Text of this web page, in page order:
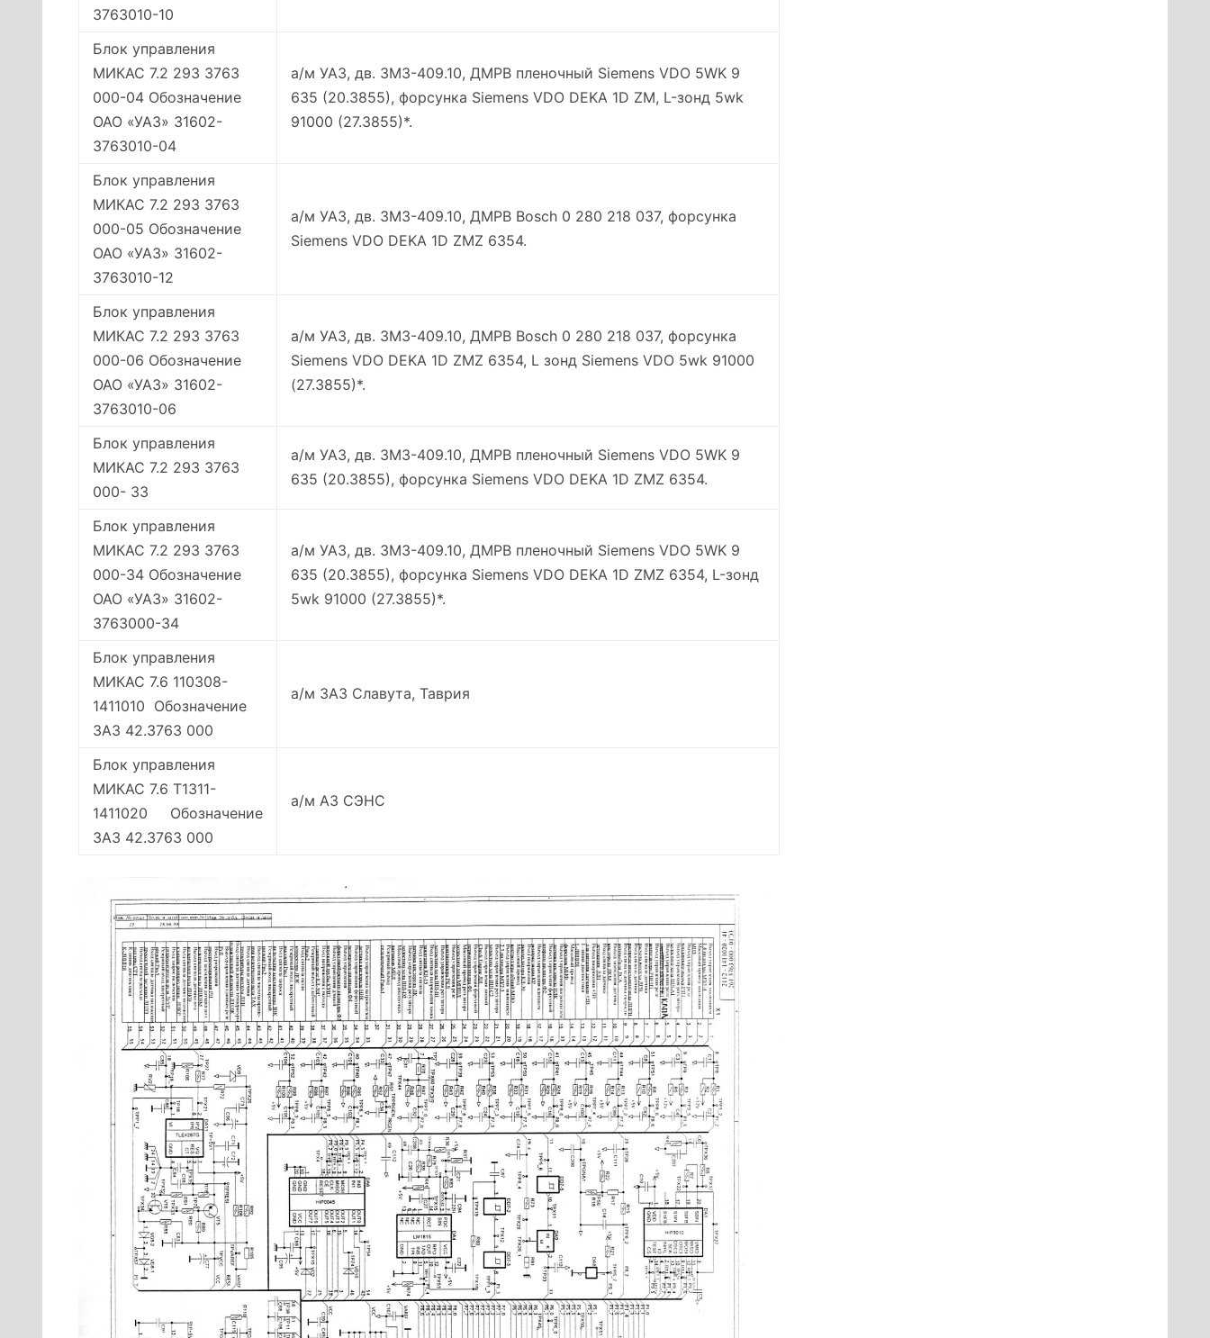
3763010-10
Блок управления
МИКАС 7.2 293 3763
000-04 Обозначение
ОАО «УАЗ» 31602-
3763010-04
а/м УАЗ, дв. ЗМЗ-409.10, ДМРВ пленочный Siemens VDO 5WK 9
635 (20.3855), форсунка Siemens VDO DEKA 1D ZM, L-зонд 5wk
91000 (27.3855)*.
Блок управления
МИКАС 7.2 293 3763
000-05 Обозначение
ОАО «УАЗ» 31602-
3763010-12
а/м УАЗ, дв. ЗМЗ-409.10, ДМРВ Bosch 0 280 218 037, форсунка
Siemens VDO DEKA 1D ZMZ 6354.
Блок управления
МИКАС 7.2 293 3763
000-06 Обозначение
ОАО «УАЗ» 31602-
3763010-06
а/м УАЗ, дв. ЗМЗ-409.10, ДМРВ Bosch 0 280 218 037, форсунка
Siemens VDO DEKA 1D ZMZ 6354, L зонд Siemens VDO 5wk 91000
(27.3855)*.
Блок управления
МИКАС 7.2 293 3763
000- 33
а/м УАЗ, дв. ЗМЗ-409.10, ДМРВ пленочный Siemens VDO 5WK 9
635 (20.3855), форсунка Siemens VDO DEKA 1D ZMZ 6354.
Блок управления
МИКАС 7.2 293 3763
000-34 Обозначение
ОАО «УАЗ» 31602-
3763000-34
а/м УАЗ, дв. ЗМЗ-409.10, ДМРВ пленочный Siemens VDO 5WK 9
635 (20.3855), форсунка Siemens VDO DEKA 1D ZMZ 6354, L-зонд
5wk 91000 (27.3855)*.
Блок управления
МИКАС 7.6 110308-
1411010 Обозначение
ЗАЗ 42.3763 000
а/м ЗАЗ Славута, Таврия
Блок управления
МИКАС 7.6 Т1311-
1411020 Обозначение
ЗАЗ 42.3763 000
а/м АЗ СЭНС